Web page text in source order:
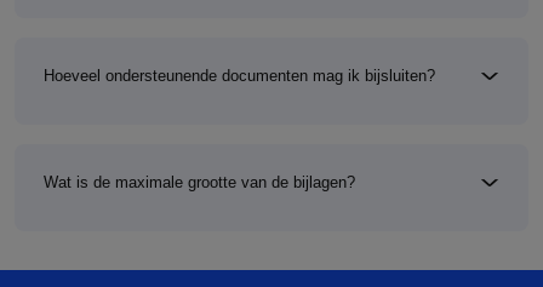
Hoeveel ondersteunende documenten mag ik bijsluiten?
Wat is de maximale grootte van de bijlagen?